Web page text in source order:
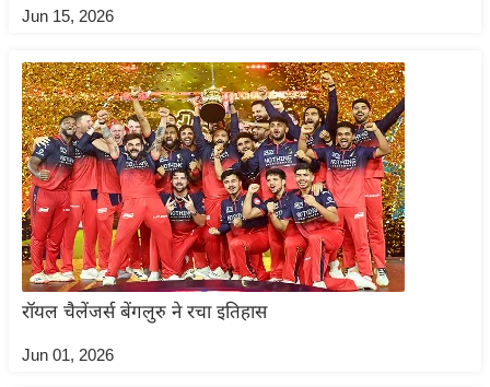
ज
ति
वि
श्ले
ष
ण
स
म
सा
म
यि
Jun 15, 2026
रॉयल चैलेंजर्स बेंगलुरु ने रचा इतिहास
Jun 01, 2026